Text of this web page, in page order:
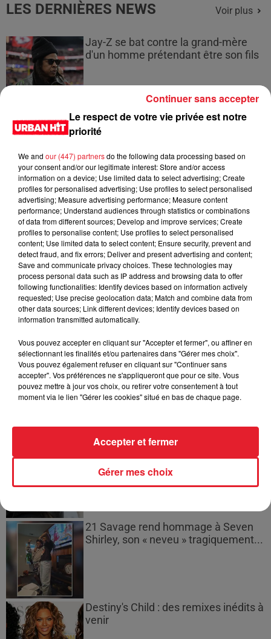
LES DERNIÈRES NEWS Voir plus
Jay-Z se bat contre la grand-mère
d'un homme prétendant être son fils
Cassie met fin à une ex-escorte
masculine dans sa bataille...
Des vitres tombent de la tour
Montparnasse : des désaccords
entre...
Incendies en Gironde : encore
plusieurs semaines avant
l'extinction...
Bouches-du-Rhône : les ossements
de deux militaires disparus...
Les prix des carburants explosent :
gazole et SP95-E10 au-dessus de...
21 Savage rend hommage à Seven
Shirley, son « neveu » tragiquement...
Destiny's Child : des remixes inédits à
venir
Le respect de votre vie privée est notre
priorité
We and our (447) partnersdo the following data processing based on
your consent and/or our legitimate interest: Store and/or access
information on a device; Use limited data to select advertising; Create
profiles for personalised advertising; Use profiles to select personalised
advertising; Measure advertising performance; Measure content
performance; Understand audiences through statistics or combinations
of data from different sources; Develop and improve services; Create
profiles to personalise content; Use profiles to select personalised
content; Use limited data to select content; Ensure security, prevent and
detect fraud, and fix errors; Deliver and present advertising and content;
Save and communicate privacy choices. These technologies may
process personal data such as IP address and browsing data to offer
following functionalities: Identify devices based on information actively
requested; Use precise geolocation data; Match and combine data from
other data sources; Link different devices; Identify devices based on
information transmitted automatically.
Vous pouvez accepter en cliquant sur "Accepter et fermer", ou affiner en
sélectionnant les finalités et/ou partenaires dans "Gérer mes choix".
Vous pouvez également refuser en cliquant sur "Continuer sans
accepter". Vos préférences ne s'appliqueront que pour ce site. Vous
pouvez mettre à jour vos choix, ou retirer votre consentement à tout
moment via le lien "Gérer les cookies" situé en bas de chaque page.
Gérer mes choix
Accepter et fermer
Continuer sans accepter